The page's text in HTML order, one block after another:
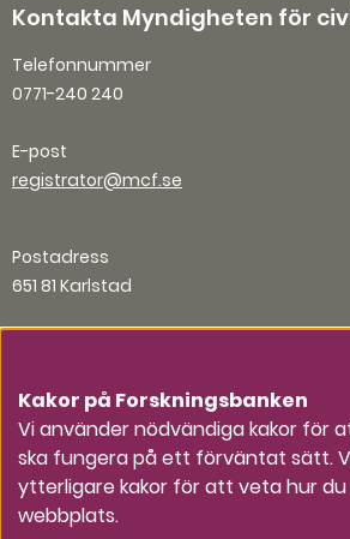
Kontakta Myndigheten för
Telefonnummer
0771-240 240
E-post
registrator@mcf.se
Postadress
651 81 Karlstad
Andra kontaktvägar
Press
Kakor på Forskningsbanken
Vi använder nödvändiga kakor för
ska fungera på ett förväntat sätt.
ytterligare kakor för att veta hur
webbplats.